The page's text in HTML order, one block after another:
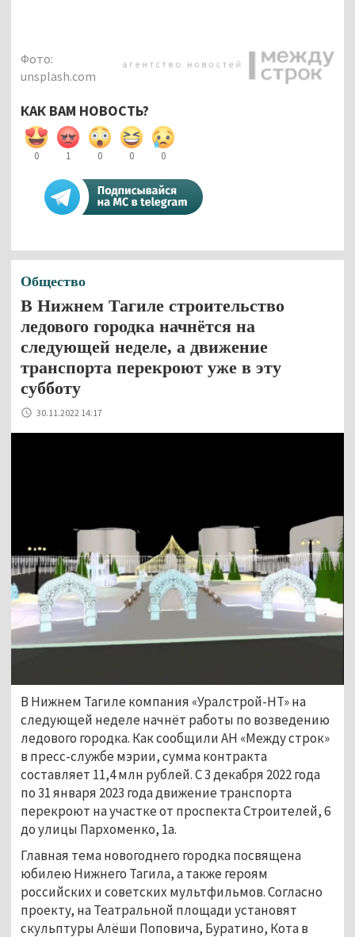
Фото:
unsplash.com
КАК ВАМ НОВОСТЬ?
0 1 0 0 0
Общество
В Нижнем Тагиле строительство
ледового городка начнётся на
следующей неделе, а движение
транспорта перекроют уже в эту
субботу
30.11.2022 14:17
В Нижнем Тагиле компания «Уралстрой-НТ» на
следующей неделе начнёт работы по возведению
ледового городка. Как сообщили АН «Между строк»
в пресс-службе мэрии, сумма контракта
составляет 11,4 млн рублей. С 3 декабря 2022 года
по 31 января 2023 года движение транспорта
перекроют на участке от проспекта Строителей, 6
до улицы Пархоменко, 1а.
Главная тема новогоднего городка посвящена
юбилею Нижнего Тагила, а также героям
российских и советских мультфильмов. Согласно
проекту, на Театральной площади установят
скульптуры Алёши Поповича, Буратино, Кота в